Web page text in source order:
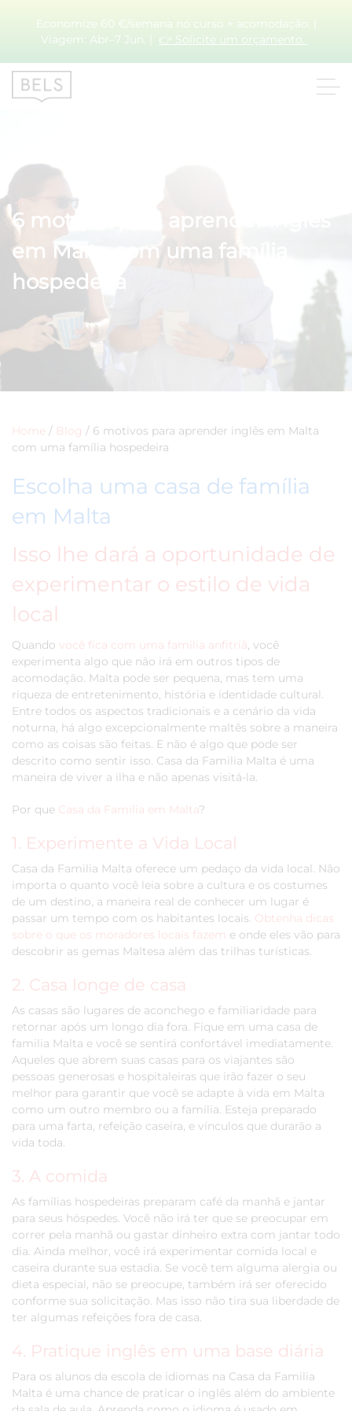
Economize 60 €/semana no curso + acomodação. |
Viagem: Abr–7 Jun. | 👉 Solicite um orçamento.
6 motivos para aprender inglês
em Malta com uma família
hospedeira
Home / Blog / 6 motivos para aprender inglês em Malta
com uma família hospedeira
Escolha uma casa de família
em Malta
Isso lhe dará a oportunidade de
experimentar o estilo de vida
local
Quando você fica com uma família anfitriã, você
experimenta algo que não irá em outros tipos de
acomodação. Malta pode ser pequena, mas tem uma
riqueza de entretenimento, história e identidade cultural.
Entre todos os aspectos tradicionais e a cenário da vida
noturna, há algo excepcionalmente maltês sobre a maneira
como as coisas são feitas. E não é algo que pode ser
descrito como sentir isso. Casa da Familia Malta é uma
maneira de viver a ilha e não apenas visitá-la.
Por que Casa da Familia em Malta?
1. Experimente a Vida Local
Casa da Familia Malta oferece um pedaço da vida local. Não
importa o quanto você leia sobre a cultura e os costumes
de um destino, a maneira real de conhecer um lugar é
passar um tempo com os habitantes locais. Obtenha dicas
sobre o que os moradores locais fazem e onde eles vão para
descobrir as gemas Maltesa além das trilhas turísticas.
2. Casa longe de casa
As casas são lugares de aconchego e familiaridade para
retornar após um longo dia fora. Fique em uma casa de
familia Malta e você se sentirá confortável imediatamente.
Aqueles que abrem suas casas para os viajantes são
pessoas generosas e hospitaleiras que irão fazer o seu
melhor para garantir que você se adapte à vida em Malta
como um outro membro ou a família. Esteja preparado
para uma farta, refeição caseira, e vínculos que durarão a
vida toda.
3. A comida
As famílias hospedeiras preparam café da manhã e jantar
para seus hóspedes. Você não irá ter que se preocupar em
correr pela manhã ou gastar dinheiro extra com jantar todo
dia. Ainda melhor, você irá experimentar comida local e
caseira durante sua estadia. Se você tem alguma alergia ou
dieta especial, não se preocupe, também irá ser oferecido
conforme sua solicitação. Mas isso não tira sua liberdade de
ter algumas refeições fora de casa.
4. Pratique inglês em uma base diária
Para os alunos da escola de idiomas na Casa da Familia
Malta é uma chance de praticar o inglês além do ambiente